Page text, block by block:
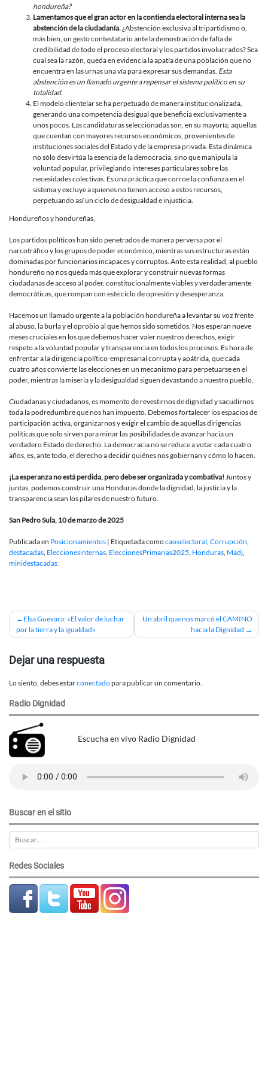
hondureña?
Lamentamos que el gran actor en la contienda electoral interna sea la
abstención de la ciudadanía.¿Abstención exclusiva al tripartidismo o,
más bien, un gesto contestatario ante la demostración de falta de
credibilidad de todo el proceso electoral y los partidos involucrados? Sea
cual sea la razón, queda en evidencia la apatía de una población que no
encuentra en las urnas una vía para expresar sus demandas. Esta
abstención es un llamado urgente a repensar el sistema político en su
totalidad.
El modelo clientelar se ha perpetuado de manera institucionalizada,
generando una competencia desigual que beneficia exclusivamente a
unos pocos. Las candidaturas seleccionadas son, en su mayoría, aquellas
que cuentan con mayores recursos económicos, provenientes de
instituciones sociales del Estado y de la empresa privada. Esta dinámica
no sólo desvirtúa la esencia de la democracia, sino que manipula la
voluntad popular, privilegiando intereses particulares sobre las
necesidades colectivas. Es una práctica que corroe la confianza en el
sistema y excluye a quienes no tienen acceso a estos recursos,
perpetuando así un ciclo de desigualdad e injusticia.
Hondureños y hondureñas,
Los partidos políticos han sido penetrados de manera perversa por el
narcotráfico y los grupos de poder económico, mientras sus estructuras están
dominadas por funcionarios incapaces y corruptos. Ante esta realidad, al pueblo
hondureño no nos queda más que explorar y construir nuevas formas
ciudadanas de acceso al poder, constitucionalmente viables y verdaderamente
democráticas, que rompan con este ciclo de opresión y desesperanza.
Hacemos un llamado urgente a la población hondureña a levantar su voz frente
al abuso, la burla y el oprobio al que hemos sido sometidos. Nos esperan nueve
meses cruciales en los que debemos hacer valer nuestros derechos, exigir
respeto a la voluntad popular y transparencia en todos los procesos. Es hora de
enfrentar a la dirigencia político-empresarial corrupta y apátrida, que cada
cuatro años convierte las elecciones en un mecanismo para perpetuarse en el
poder, mientras la miseria y la desigualdad siguen devastando a nuestro pueblo.
Ciudadanas y ciudadanos, es momento de revestirnos de dignidad y sacudirnos
toda la podredumbre que nos han impuesto. Debemos fortalecer los espacios de
participación activa, organizarnos y exigir el cambio de aquellas dirigencias
políticas que solo sirven para minar las posibilidades de avanzar hacia un
verdadero Estado de derecho. La democracia no se reduce a votar cada cuatro
años, es, ante todo, el derecho a decidir quiénes nos gobiernan y cómo lo hacen.
¡La esperanza no está perdida, pero debe ser organizada y combativa! Juntos y
juntas, podemos construir una Honduras donde la dignidad, la justicia y la
transparencia sean los pilares de nuestro futuro.
San Pedro Sula, 10 de marzo de 2025
Publicada en Posicionamientos | Etiquetada comocaoselectoral Corrupción
destacadas Eleccionesinternas EleccionesPrimarias2025 Honduras Madj
minidestacadas
Navegación
de
entradas
Elsa Guevara: «El valor de luchar
por la tierra y la igualdad»
Un abril que nos marcó el CAMINO
hacia la Dignidad
Dejar una respuesta
Lo siento, debes estarconectadopara publicar un comentario.
Radio Dignidad
Escucha en vivo Radio Dignidad
Buscar en el sitio
Redes Sociales